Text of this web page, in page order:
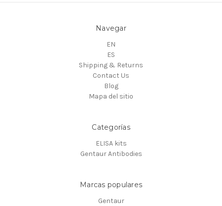
Navegar
EN
ES
Shipping & Returns
Contact Us
Blog
Mapa del sitio
Categorías
ELISA kits
Gentaur Antibodies
Marcas populares
Gentaur